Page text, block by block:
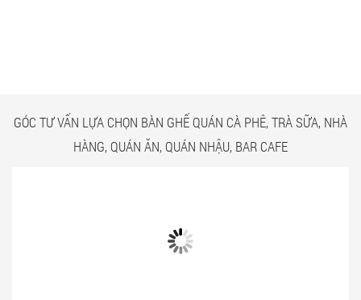
GÓC TƯ VẤN LỰA CHỌN BÀN GHẾ QUÁN CÀ PHÊ, TRÀ SỮA, NHÀ
HÀNG, QUÁN ĂN, QUÁN NHẬU, BAR CAFE